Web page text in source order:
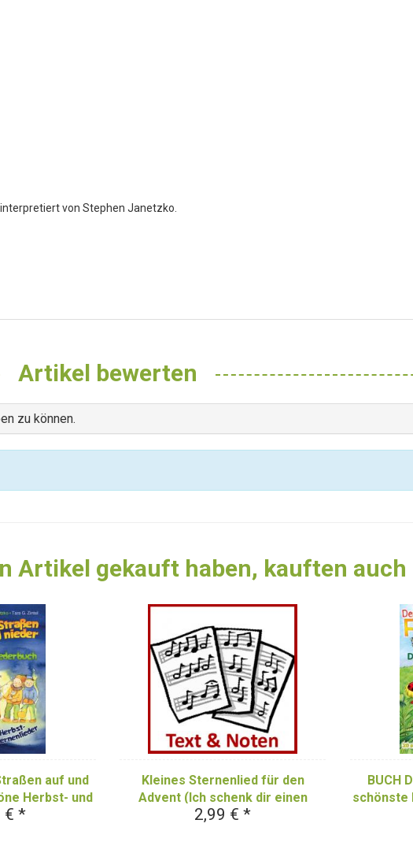
von Stephen Janetzko.
Artikel bewerten
zu können.
Artikel gekauft haben, kauften auch
auf und
Herbst- und
Liederbuch
€ *
Kleines Sternenlied für den
Advent (Ich schenk dir einen
kleinen Stern)
2,99 € *
BUCH
schönste